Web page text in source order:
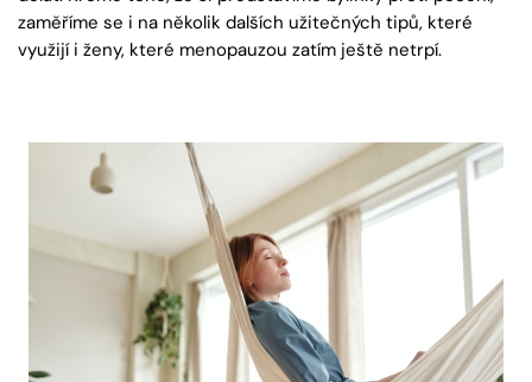
zaměříme se i na několik dalších užitečných tipů, které
využijí i ženy, které menopauzou zatím ještě netrpí.